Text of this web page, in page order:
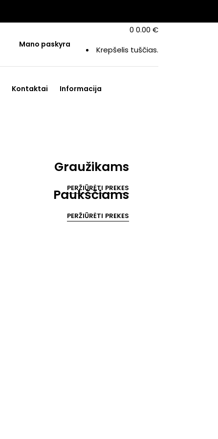
Mano paskyra
0 0.00 €
Krepšelis tuščias.
Kontaktai Informacija
Graužikams
PERŽIŪRĖTI PREKES
Paukščiams
PERŽIŪRĖTI PREKES